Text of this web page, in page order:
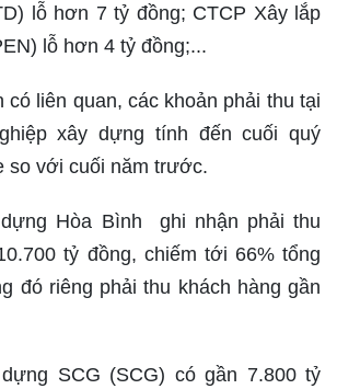
lỗ hơn 7 tỷ đồng; CTCP Xây lắp
lỗ hơn 4 tỷ đồng;...
có liên quan, các khoản phải thu tại
xây dựng tính đến cuối quý
so với cuối năm trước.
Hòa Bình ghi nhận phải thu
tỷ đồng, chiếm tới 66% tổng
đó riêng phải thu khách hàng gần
SCG (SCG) có gần 7.800 tỷ